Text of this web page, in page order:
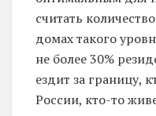
считать
домах такого
не более 30%
ездит за границу,
России, кто-то